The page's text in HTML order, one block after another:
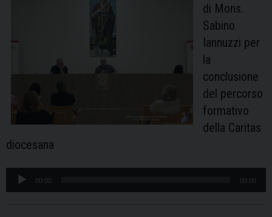
di Mons.
Sabino
Iannuzzi per
la
conclusione
del percorso
formativo
della Caritas
diocesana
Audio
00:00 00:00